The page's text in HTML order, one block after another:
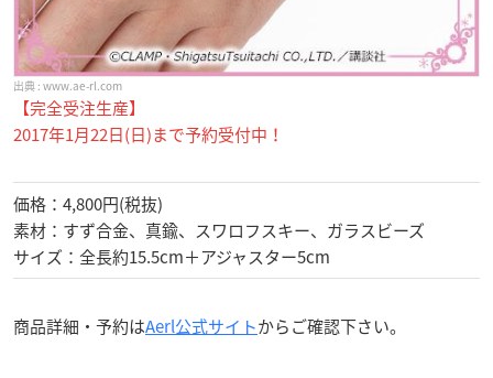
www.ae-rl.com
【完全受注生産】
2017年1月22日(日)まで予約受付中！
価格：4,800円(税抜)
素材：すず合金、真鍮、スワロフスキー、ガラスビーズ
サイズ：全長約15.5cm＋アジャスター5cm
商品詳細・予約はAerl公式サイトからご確認下さい。